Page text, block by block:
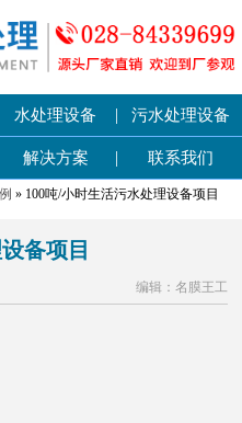
水处理设备 | 污水处理设备
解决方案 | 联系我们
» 100吨/小时生活污水处理设备项目
备项目
编辑：名膜王工